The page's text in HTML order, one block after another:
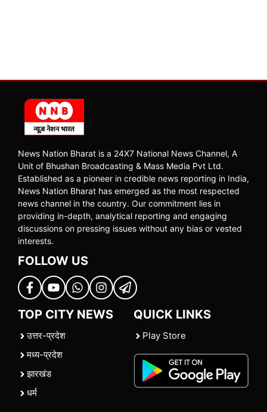
News Nation Bharat is a 24X7 National News Channel, A
Unit of Bhushan Broadcasting & Mass Media Pvt Ltd.
Established as a pioneer in credible news reporting in India,
News Nation Bharat has emerged as the most respected
news channel in the country. Our commitment lies in
providing in-depth, analytical reporting and engaging
discussions on pressing issues without any bias or vested
interests.
FOLLOW US
TOP CITY NEWS
उत्तर-प्रदेश
मध्य-प्रदेश
झारखंड
धर्म
QUICK LINKS
Play Store